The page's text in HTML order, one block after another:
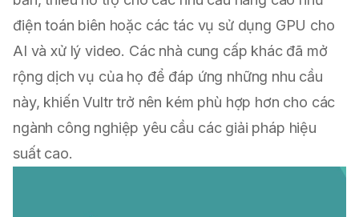
điện toán biên hoặc các tác vụ sử dụng GPU cho
AI và xử lý video. Các nhà cung cấp khác đã mở
rộng dịch vụ của họ để đáp ứng những nhu cầu
này, khiến Vultr trở nên kém phù hợp hơn cho các
ngành công nghiệp yêu cầu các giải pháp hiệu
suất cao.